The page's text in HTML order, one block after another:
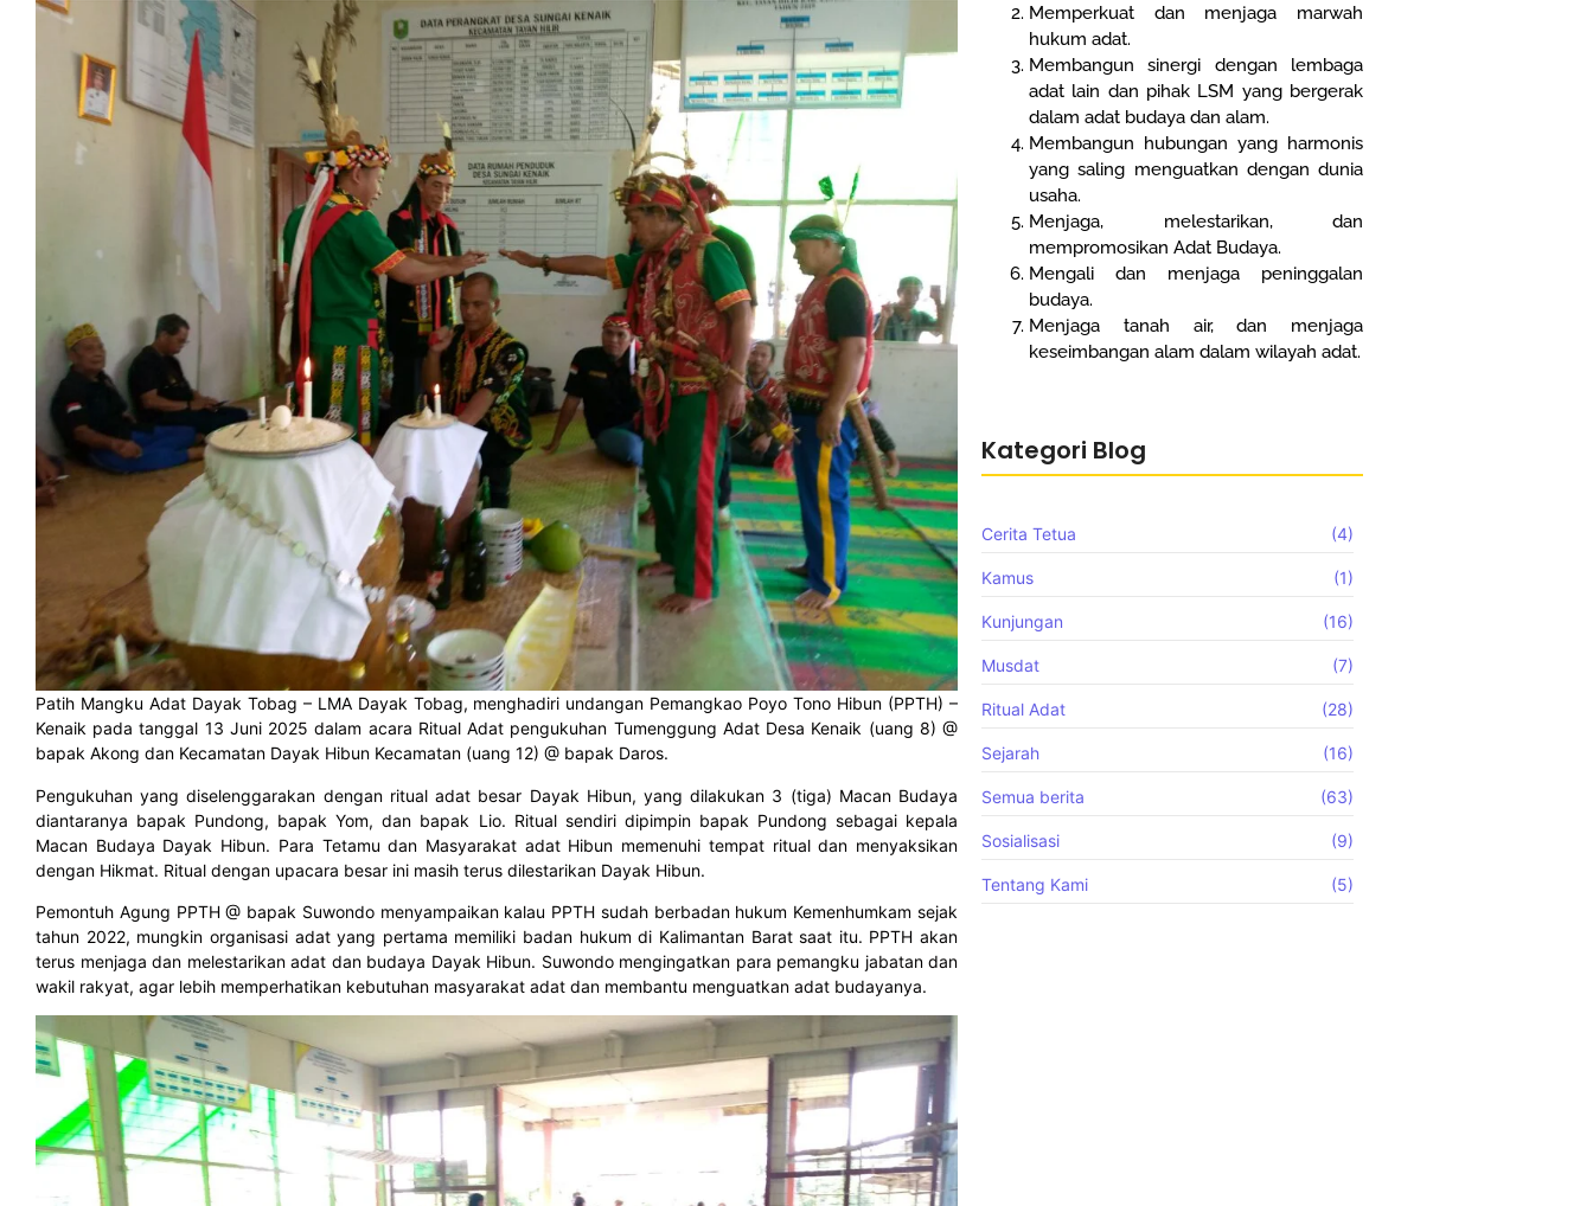
Patih Mangku Adat Dayak Tobag – LMA Dayak Tobag, menghadiri undangan Pemangkao Poyo Tono Hibun (PPTH) –
Kenaik pada tanggal 13 Juni 2025 dalam acara Ritual Adat pengukuhan Tumenggung Adat Desa Kenaik (uang 8) @
bapak Akong dan Kecamatan Dayak Hibun Kecamatan (uang 12) @ bapak Daros.
Pengukuhan yang diselenggarakan dengan ritual adat besar Dayak Hibun, yang dilakukan 3 (tiga) Macan Budaya
diantaranya bapak Pundong, bapak Yom, dan bapak Lio. Ritual sendiri dipimpin bapak Pundong sebagai kepala
Macan Budaya Dayak Hibun. Para Tetamu dan Masyarakat adat Hibun memenuhi tempat ritual dan menyaksikan
dengan Hikmat. Ritual dengan upacara besar ini masih terus dilestarikan Dayak Hibun.
Pemontuh Agung PPTH @ bapak Suwondo menyampaikan kalau PPTH sudah berbadan hukum Kemenhumkam sejak
tahun 2022, mungkin organisasi adat yang pertama memiliki badan hukum di Kalimantan Barat saat itu. PPTH akan
terus menjaga dan melestarikan adat dan budaya Dayak Hibun. Suwondo mengingatkan para pemangku jabatan dan
wakil rakyat, agar lebih memperhatikan kebutuhan masyarakat adat dan membantu menguatkan adat budayanya.
Memperkuat dan menjaga marwah
hukum adat.
Membangun sinergi dengan lembaga
adat lain dan pihak LSM yang bergerak
dalam adat budaya dan alam.
Membangun hubungan yang harmonis
yang saling menguatkan dengan dunia
usaha.
Menjaga, melestarikan, dan
mempromosikan Adat Budaya.
Mengali dan menjaga peninggalan
budaya.
Menjaga tanah air, dan menjaga
keseimbangan alam dalam wilayah adat.
Kategori Blog
Cerita Tetua (4)
Kamus (1)
Kunjungan (16)
Musdat (7)
Ritual Adat (28)
Sejarah (16)
Semua berita (63)
Sosialisasi (9)
Tentang Kami (5)